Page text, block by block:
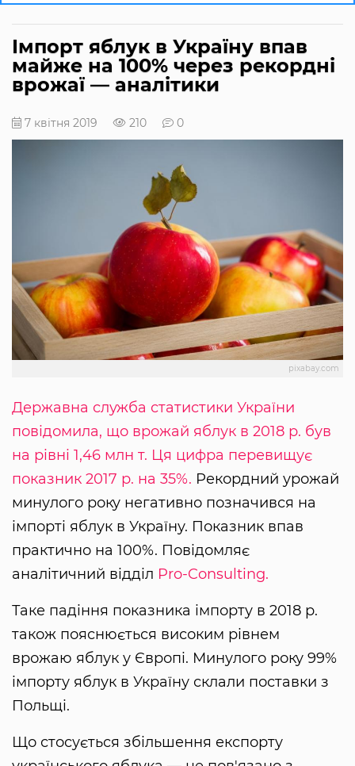
Імпорт яблук в Україну впав
майже на 100% через рекордні
врожаї — аналітики
7 квітня 2019 210 0
pixabay.com
Державна служба статистики України
повідомила, що врожай яблук в 2018 р. був
на рівні 1,46 млн т. Ця цифра перевищує
показник 2017 р. на 35%. Рекордний урожай
минулого року негативно позначився на
імпорті яблук в Україну. Показник впав
практично на 100%. Повідомляє
аналітичний відділ Pro-Consulting.
Таке падіння показника імпорту в 2018 р.
також пояснюється високим рівнем
врожаю яблук у Європі. Минулого року 99%
імпорту яблук в Україну склали поставки з
Польщі.
Що стосується збільшення експорту